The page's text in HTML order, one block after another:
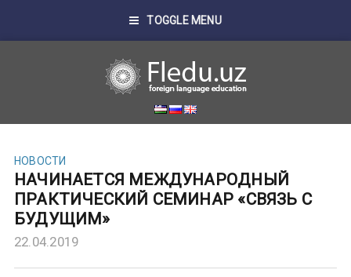
TOGGLE MENU
НОВОСТИ
НАЧИНАЕТСЯ МЕЖДУНАРОДНЫЙ
ПРАКТИЧЕСКИЙ СЕМИНАР «СВЯЗЬ С
БУДУЩИМ»
22.04.2019